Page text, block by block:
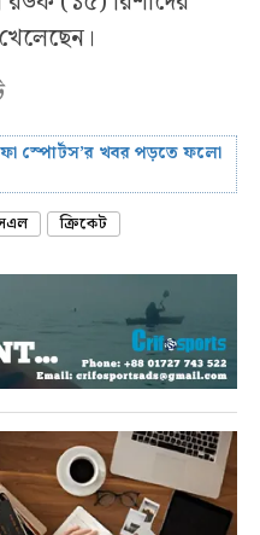
স্পোর্টস’র খবর পড়তে ফলো
ক্রিকেট